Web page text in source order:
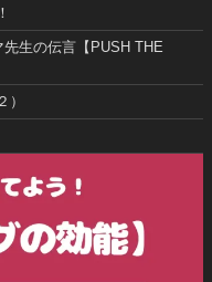
生の伝言【PUSH THE